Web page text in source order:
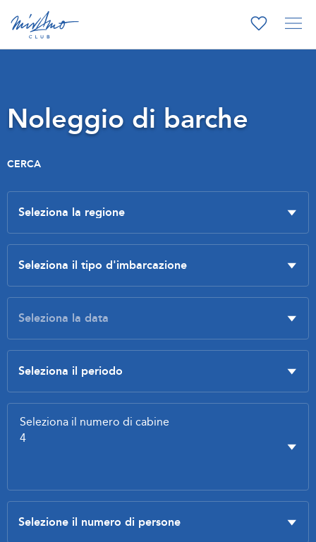
Noleggio di barche
CERCA